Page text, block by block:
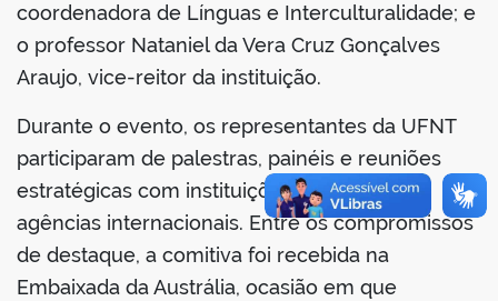
coordenadora de Línguas e Interculturalidade; e
o professor Nataniel da Vera Cruz Gonçalves
Araujo, vice-reitor da instituição.
Durante o evento, os representantes da UFNT
participaram de palestras, painéis e reuniões
estratégicas com instituições parceiras e
agências internacionais. Entre os compromissos
de destaque, a comitiva foi recebida na
Embaixada da Austrália, ocasião em que